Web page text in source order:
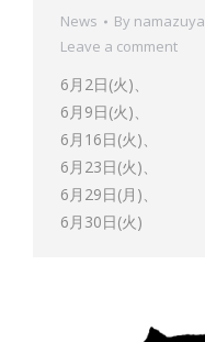
News By namazuya
Leave a comment
6月2日(火)、
6月9日(火)、
6月16日(火)、
6月23日(火)、
6月29日(月)、
6月30日(火)